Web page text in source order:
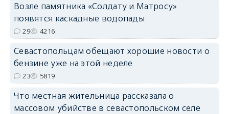
Возле памятника «Солдату и Матросу»
появятся каскадные водопады
29 4216
Севастопольцам обещают хорошие новости о
бензине уже на этой неделе
23 5819
Что местная жительница рассказала о
массовом убийстве в севастопольском селе